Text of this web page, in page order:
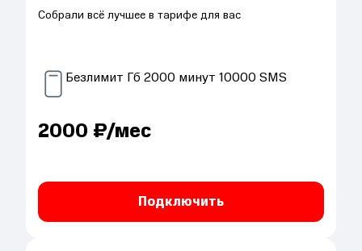
Собрали всё лучшее в тарифе для вас
Безлимит Гб 2000 минут 10000SMS
2000 ₽/мес
Подключить